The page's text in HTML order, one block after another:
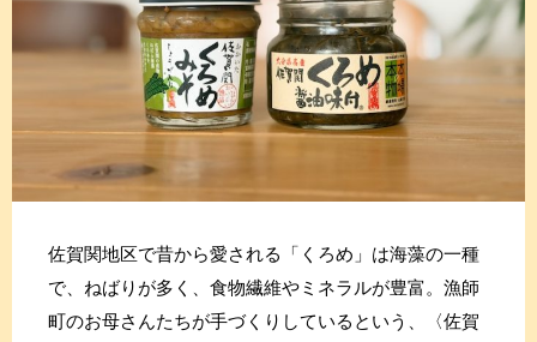
佐賀関地区で昔から愛される「くろめ」は海藻の一種
で、ねばりが多く、食物繊維やミネラルが豊富。漁師
町のお母さんたちが手づくりしているという、〈佐賀